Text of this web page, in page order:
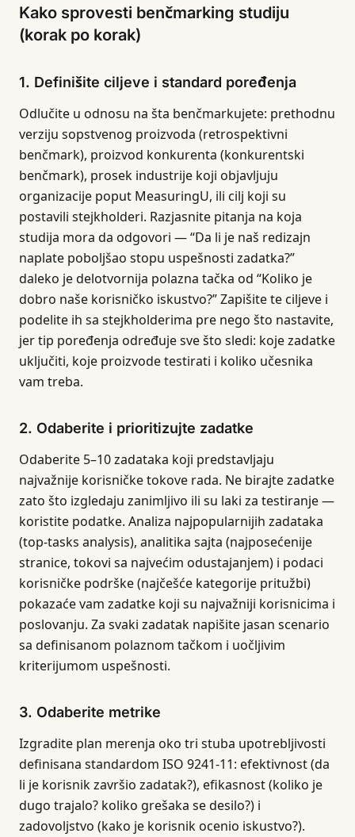
Kako sprovesti benčmarking studiju
(korak po korak)
1. Definišite ciljeve i standard poređenja
Odlučite u odnosu na šta benčmarkujete: prethodnu
verziju sopstvenog proizvoda (retrospektivni
benčmark), proizvod konkurenta (konkurentski
benčmark), prosek industrije koji objavljuju
organizacije poput MeasuringU, ili cilj koji su
postavili stejkholderi. Razjasnite pitanja na koja
studija mora da odgovori — “Da li je naš redizajn
naplate poboljšao stopu uspešnosti zadatka?”
daleko je delotvornija polazna tačka od “Koliko je
dobro naše korisničko iskustvo?” Zapišite te ciljeve i
podelite ih sa stejkholderima pre nego što nastavite,
jer tip poređenja određuje sve što sledi: koje zadatke
uključiti, koje proizvode testirati i koliko učesnika
vam treba.
2. Odaberite i prioritizujte zadatke
Odaberite 5–10 zadataka koji predstavljaju
najvažnije korisničke tokove rada. Ne birajte zadatke
zato što izgledaju zanimljivo ili su laki za testiranje —
koristite podatke. Analiza najpopularnijih zadataka
(top-tasks analysis), analitika sajta (najposećenije
stranice, tokovi sa najvećim odustajanjem) i podaci
korisničke podrške (najčešće kategorije pritužbi)
pokazaće vam zadatke koji su najvažniji korisnicima i
poslovanju. Za svaki zadatak napišite jasan scenario
sa definisanom polaznom tačkom i uočljivim
kriterijumom uspešnosti.
3. Odaberite metrike
Izgradite plan merenja oko tri stuba upotrebljivosti
definisana standardom ISO 9241-11: efektivnost (da
li je korisnik završio zadatak?), efikasnost (koliko je
dugo trajalo? koliko grešaka se desilo?) i
zadovoljstvo (kako je korisnik ocenio iskustvo?).